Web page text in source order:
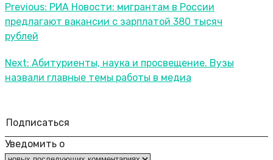
Previous: РИА Новости: мигрантам в России
предлагают вакансии с зарплатой 380 тысяч
рублей
Next: Абитуриенты, наука и просвещение. Вузы
назвали главные темы работы в медиа
Подписаться
Уведомить о